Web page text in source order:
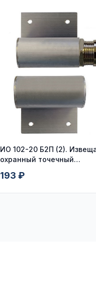
ИО 102-20 Б2П (2).
охранный точечный
пластмассовом рукаве
193 ₽